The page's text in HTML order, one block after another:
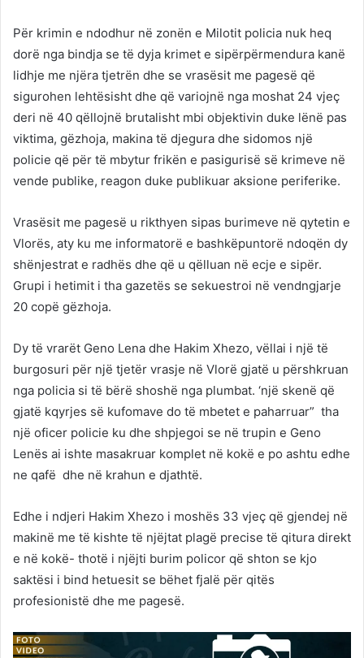
Për krimin e ndodhur në zonën e Milotit policia nuk heq
dorë nga bindja se të dyja krimet e sipërpërmendura kanë
lidhje me njëra tjetrën dhe se vrasësit me pagesë që
sigurohen lehtësisht dhe që variojnë nga moshat 24 vjeç
deri në 40 qëllojnë brutalisht mbi objektivin duke lënë pas
viktima, gëzhoja, makina të djegura dhe sidomos një
policie që për të mbytur frikën e pasigurisë së krimeve në
vende publike, reagon duke publikuar aksione periferike.
Vrasësit me pagesë u rikthyen sipas burimeve në qytetin e
Vlorës, aty ku me informatorë e bashkëpuntorë ndoqën dy
shënjestrat e radhës dhe që u qëlluan në ecje e sipër.
Grupi i hetimit i tha gazetës se sekuestroi në vendngjarje
20 copë gëzhoja.
Dy të vrarët Geno Lena dhe Hakim Xhezo, vëllai i një të
burgosuri për një tjetër vrasje në Vlorë gjatë u përshkruan
nga policia si të bërë shoshë nga plumbat. ‘një skenë që
gjatë kqyrjes së kufomave do të mbetet e paharruar” tha
një oficer policie ku dhe shpjegoi se në trupin e Geno
Lenës ai ishte masakruar komplet në kokë e po ashtu edhe
ne qafë dhe në krahun e djathtë.
Edhe i ndjeri Hakim Xhezo i moshës 33 vjeç që gjendej në
makinë me të kishte të njëjtat plagë precise të qitura direkt
e në kokë- thotë i njëjti burim policor që shton se kjo
saktësi i bind hetuesit se bëhet fjalë për qitës
profesionistë dhe me pagesë.